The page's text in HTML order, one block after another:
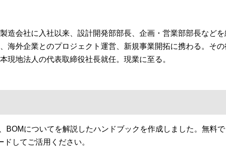
造会社に入社以来、設計開発部部長、企画・営業部部長など
海外企業とのプロジェクト運営、新規事業開拓に携わる。そ
現地法人の代表取締役社長就任。現業に至る。
BOMについてを解説したハンドブックを作成しました。無料
してご活用ください。